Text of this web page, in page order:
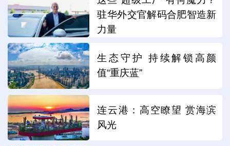
驻华外交官解码合肥智造新
力量
生态守护 持续解锁高颜
值“重庆蓝”
连云港：高空瞭望 赏海滨
风光